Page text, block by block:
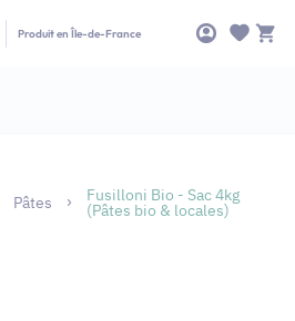
Produit en Île-de-France
Pâtes Fusilloni Bio - Sac 4kg
(Pâtes bio & locales)